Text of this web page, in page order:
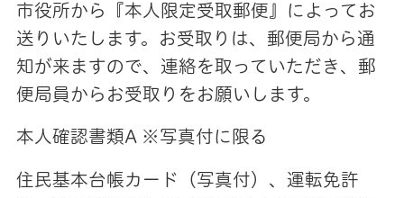
市役所から『本人限定受取郵便』によってお
送りいたします。お受取りは、郵便局から通
知が来ますので、連絡を取っていただき、郵
便局員からお受取りをお願いします。
本人確認書類A ※写真付に限る
住民基本台帳カード（写真付）、運転免許